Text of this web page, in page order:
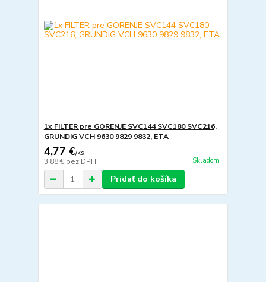
1x FILTER pre GORENJE SVC144 SVC180 SVC216,
GRUNDIG VCH 9630 9829 9832, ETA
4,77 €/ks
3,88 € bez DPH Skladom
Pridať do košíka